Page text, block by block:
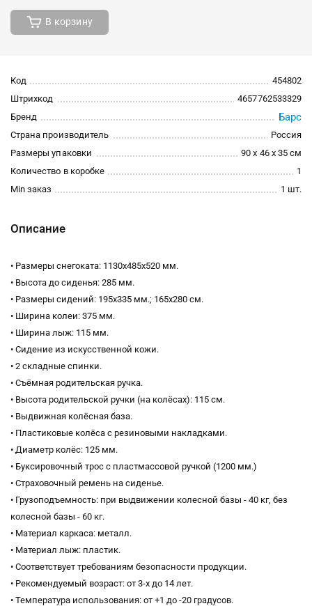
В корзину
Код
454802
Штрихкод
4657762533329
Бренд
Барс
Страна производитель
Россия
Размеры упаковки
90 x 46 x 35 см
Количество в коробке
1
Min заказ
1 шт.
Описание
• Размеры снегоката: 1130х485х520 мм.
• Высота до сиденья: 285 мм.
• Размеры сидений: 195х335 мм.; 165х280 см.
• Ширина колеи: 375 мм.
• Ширина лыж: 115 мм.
• Сидение из искусственной кожи.
• 2 складные спинки.
• Съёмная родительская ручка.
• Высота родительской ручки (на колёсах): 115 см.
• Выдвижная колёсная база.
• Пластиковые колёса с резиновыми накладками.
• Диаметр колёс: 125 мм.
• Буксировочный трос с пластмассовой ручкой (1200 мм.)
• Страховочный ремень на сиденье.
• Грузоподъемность: при выдвижении колесной базы - 40 кг, без
колесной базы - 60 кг.
• Материал каркаса: металл.
• Материал лыж: пластик.
• Соответствует требованиям безопасности продукции.
• Рекомендуемый возраст: от 3-х до 14 лет.
• Температура использования: от +1 до -20 градусов.